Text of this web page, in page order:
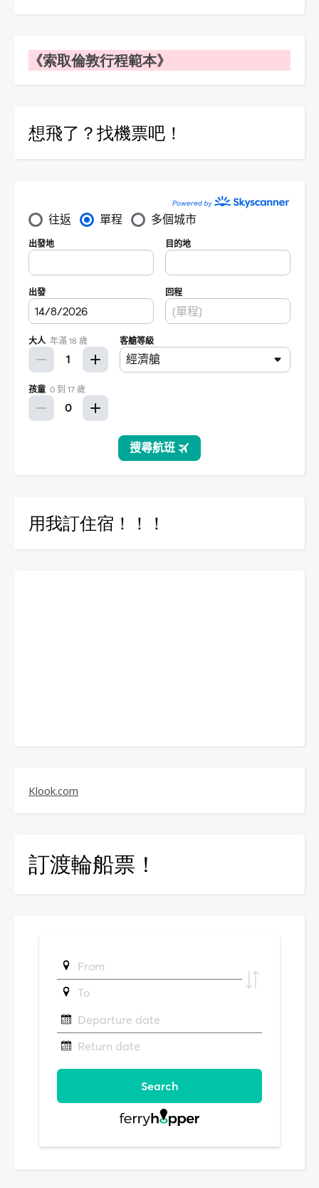
《索取倫敦行程範本》
想飛了？找機票吧！
用我訂住宿！！！
Klook.com
訂渡輪船票！